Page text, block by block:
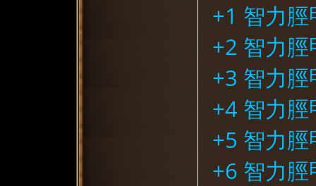
+1 智力
+2 智力
+3 智力
+4 智力
+5 智力
+6 智力